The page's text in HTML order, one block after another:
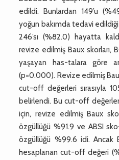
edildi. Bunlardan 149’u
yoğun bakımda tedavi
246’sı (%82.0) hayatta
revize edilmiş Baux skorları,
yaşayan has-talara göre
(p=0.000). Revize edilmiş
cut-off değerleri sırasıyla
belirlendi. Bu cut-off
için, revize edilmiş Baux
özgüllüğü %91.9 ve ABSI
özgüllüğü %99.6 idi. Ancak
hesaplanan cut-off değeri